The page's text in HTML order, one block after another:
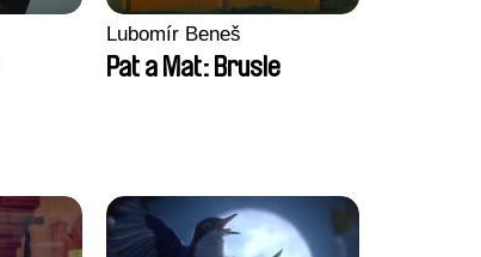
Lubomír Beneš
Pat a Mat: Brusle